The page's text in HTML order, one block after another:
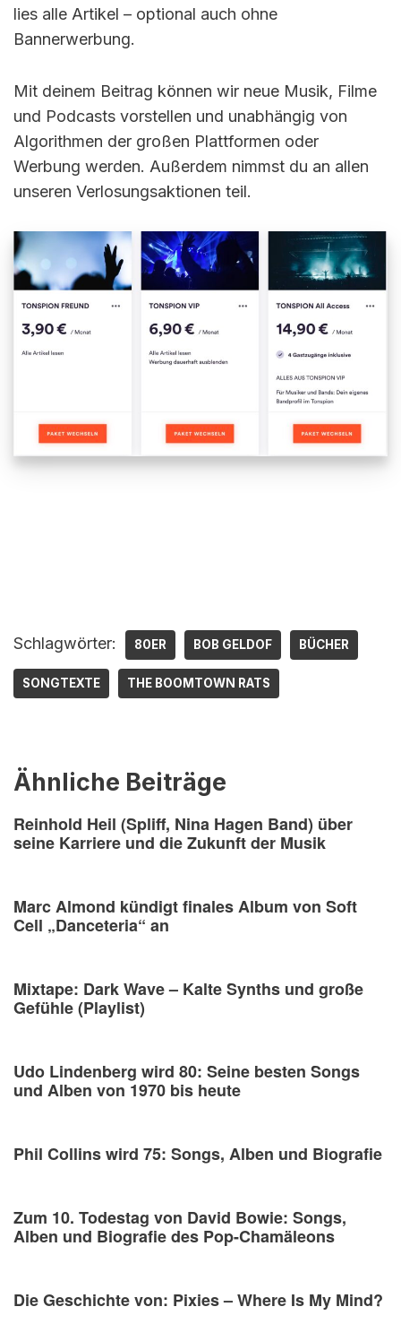
lies alle Artikel – optional auch ohne
Bannerwerbung.
Mit deinem Beitrag können wir neue Musik, Filme
und Podcasts vorstellen und unabhängig von
Algorithmen der großen Plattformen oder
Werbung werden. Außerdem nimmst du an allen
unseren Verlosungsaktionen teil.
Schlagwörter: 80ER BOB GELDOF BÜCHER
SONGTEXTE THE BOOMTOWN RATS
Ähnliche Beiträge
Reinhold Heil (Spliff, Nina Hagen Band) über
seine Karriere und die Zukunft der Musik
Marc Almond kündigt finales Album von Soft
Cell „Danceteria“ an
Mixtape: Dark Wave – Kalte Synths und große
Gefühle (Playlist)
Udo Lindenberg wird 80: Seine besten Songs
und Alben von 1970 bis heute
Phil Collins wird 75: Songs, Alben und Biografie
Zum 10. Todestag von David Bowie: Songs,
Alben und Biografie des Pop-Chamäleons
Die Geschichte von: Pixies – Where Is My Mind?